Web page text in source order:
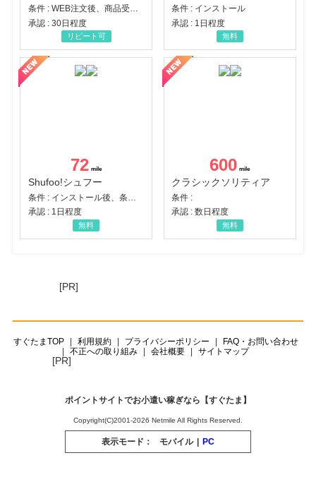
条件 : WEB注文後、商品受け取り+入金確認時点
承認 : 30日程度
リピート可
条件 : インストール
承認 : 1日程度
無料
72
Shufoo!シュフー
承認 : 1日程度
無料
600
クラシックソリティア
条件 :
承認 : 数日程度
無料
[PR]
すぐたまTOP 利用規約 プライバシーポリシー
FAQ・お問い合わせ
不正への取り組み
会社概要 サイトマップ
[PR]
ポイントサイトでお小遣い稼ぎなら【すぐたま】
Copyright(C)2001-2026 Netmile All Rights Reserved.
表示モード： モバイル | PC